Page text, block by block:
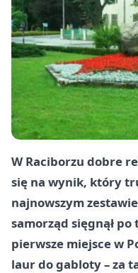
W Raciborzu dobre
się na wynik, który
najnowszym
samorząd sięgnął po
pierwsze miejsce w
laur do gabloty – za